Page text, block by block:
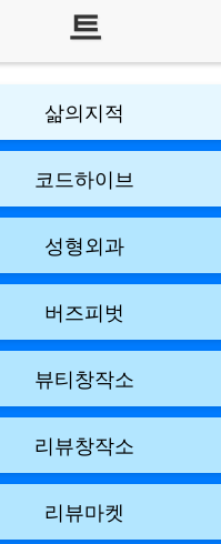
트
삶의지적
코드하이브
성형외과
버즈피벗
뷰티창작소
리뷰창작소
리뷰마켓